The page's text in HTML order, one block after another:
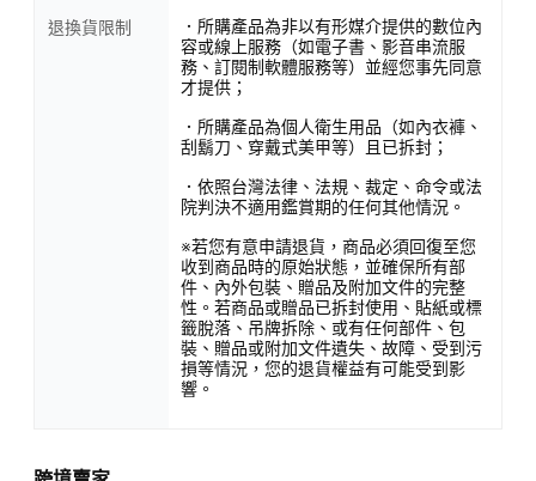
退換貨限制
．所購產品為非以有形媒介提供的數位內
容或線上服務（如電子書、影音串流服
務、訂閱制軟體服務等）並經您事先同意
才提供；
．所購產品為個人衛生用品（如內衣褲、
刮鬍刀、穿戴式美甲等）且已拆封；
．依照台灣法律、法規、裁定、命令或法
院判決不適用鑑賞期的任何其他情況。
※若您有意申請退貨，商品必須回復至您
收到商品時的原始狀態，並確保所有部
件、內外包裝、贈品及附加文件的完整
性。若商品或贈品已拆封使用、貼紙或標
籤脫落、吊牌拆除、或有任何部件、包
裝、贈品或附加文件遺失、故障、受到污
損等情況，您的退貨權益有可能受到影
響。